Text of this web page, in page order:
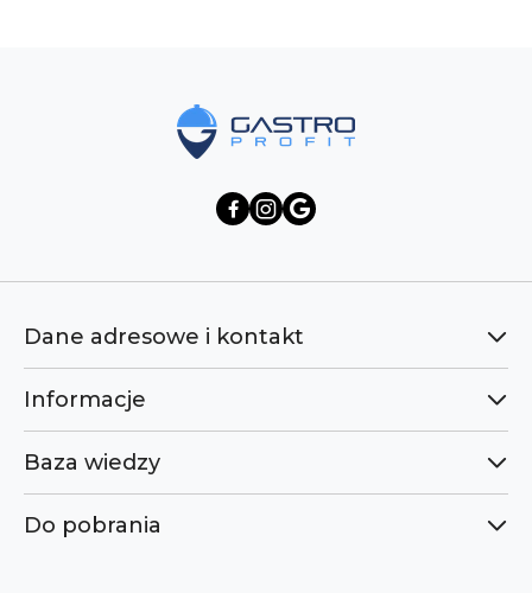
Dane adresowe i kontakt
Informacje
Baza wiedzy
Do pobrania